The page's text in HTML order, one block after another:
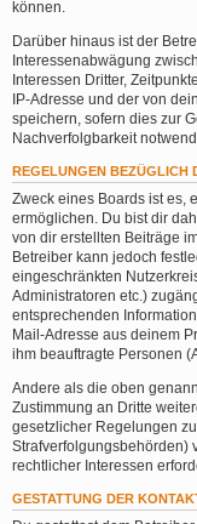
können.
Darüber hinaus ist der
Interessenabwägung
Interessen Dritter,
IP-Adresse und der von
speichern, sofern dies zur
Nachverfolgbarkeit
REGELUNGEN BEZÜGLICH
Zweck eines Boards ist es,
ermöglichen. Du bist dir
von dir erstellten Beiträge
Betreiber kann jedoch
eingeschränkten
Administratoren etc.)
entsprechenden
Mail-Adresse aus deinem
ihm beauftragte Personen
Andere als die oben
Zustimmung an Dritte
gesetzlicher Regelungen
Strafverfolgungsbehörden)
rechtlicher Interessen
GESTATTUNG DER